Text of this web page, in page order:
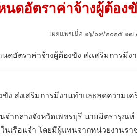
นดอัตราค่าจ้างผู้ต้อง
เผยแพร่เมื่อ ๑๖/๐๙/๒๐๒๕ ๑๗
ง ส่งเสริมการมีงานทำและลดความเค
ำกลางจังหวัดเพชรบุรี นายมิตรารุณ
รือนจำ โดยมีผู้แทนจากหน่วยงานรา